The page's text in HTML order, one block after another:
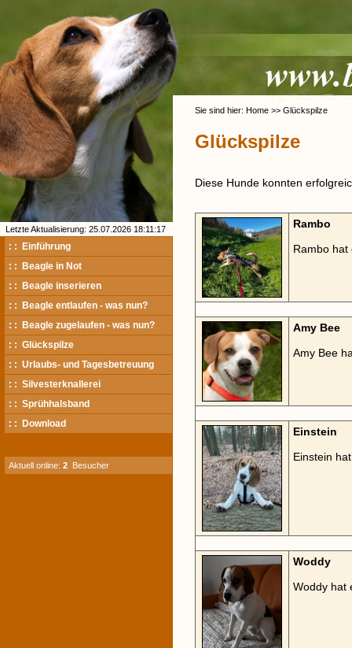
Letzte Aktualisierung: 25.07.2026 18:11:17
: : Einführung
: : Beagle in Not
: : Beagle inserieren
: : Beagle entlaufen - was nun?
: : Beagle zugelaufen - was nun?
: : Glückspilze
: : Urlaubs- und Tagesbetreuung
: : Silvesterknallerei
: : Sprühhalsband
: : Download
Aktuell online: 2 Besucher
Sie sind hier: Home >> Glückspilze
Glückspilze
Diese Hunde konnten
Rambo
Rambo hat
Amy Bee
Amy Bee
Einstein
Einstein
Woddy
Woddy hat